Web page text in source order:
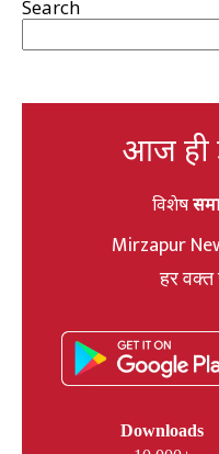
Search
आज ही
विशेष
Mirzapur
हर
Downloads